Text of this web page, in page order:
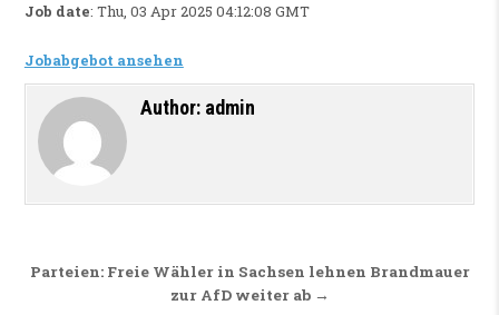
Job date: Thu, 03 Apr 2025 04:12:08 GMT
Jobabgebot ansehen
Author: admin
Beitragsnavigation
Parteien: Freie Wähler in Sachsen lehnen Brandmauer
zur AfD weiter ab →